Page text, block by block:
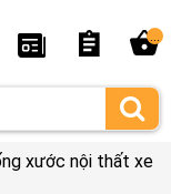
xước nội thất xe